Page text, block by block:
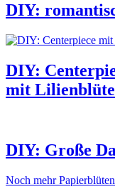
DIY:
DIY:
mit
DIY: Große
Noch mehr Papierblüten